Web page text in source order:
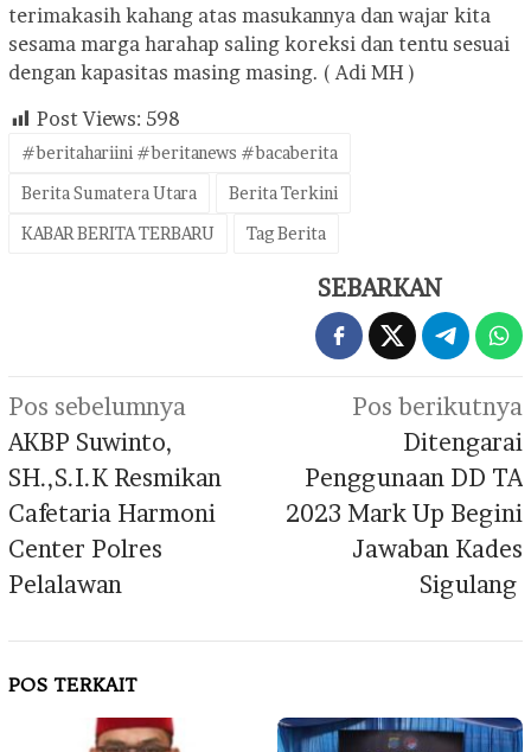
terimakasih kahang atas masukannya dan wajar kita
sesama marga harahap saling koreksi dan tentu sesuai
dengan kapasitas masing masing. ( Adi MH )
Post Views: 598
#beritahariini #beritanews #bacaberita
Berita Sumatera Utara
Berita Terkini
KABAR BERITA TERBARU
Tag Berita
SEBARKAN
Navigasi
pos
Pos sebelumnya
AKBP Suwinto,
SH.,S.I.K Resmikan
Cafetaria Harmoni
Center Polres
Pelalawan
Pos berikutnya
Ditengarai
Penggunaan DD TA
2023 Mark Up Begini
Jawaban Kades
Sigulang
POS TERKAIT